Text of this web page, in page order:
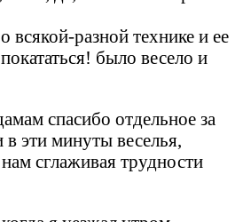
всякой-разной технике и ее
было весело и
спасибо отдельное за
эти минуты веселья,
сглаживая трудности